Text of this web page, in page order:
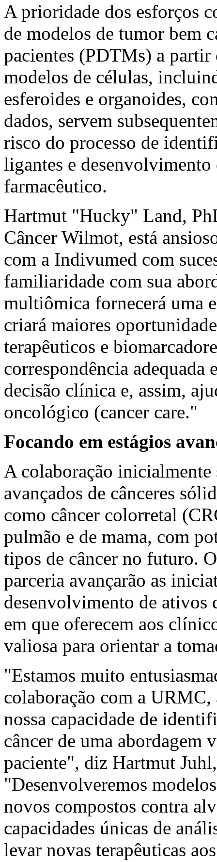
A prioridade dos esforços
de modelos de tumor bem
pacientes (PDTMs) a partir
modelos de células,
esferoides e organoides,
dados, servem
risco do processo de
ligantes e
farmacêutico.
Hartmut "Hucky" Land,
Câncer Wilmot, está
com a Indivumed com
familiaridade com sua
multiômica fornecerá uma
criará maiores
terapêuticos e
correspondência adequada
decisão clínica e, assim,
oncológico (cancer care."
Focando em estágios
A colaboração inicialmente
avançados de cânceres
como câncer colorretal
pulmão e de mama, com
tipos de câncer no futuro.
parceria avançarão as
desenvolvimento de ativos
em que oferecem aos
valiosa para orientar a
"Estamos muito
colaboração com a
nossa capacidade de
câncer de uma abordagem
paciente", diz Hartmut Juhl
"Desenvolveremos
novos compostos contra
capacidades únicas de
levar novas terapêuticas